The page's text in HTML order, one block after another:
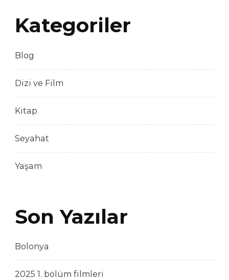
Kategoriler
Blog
Dizi ve Film
Kitap
Seyahat
Yaşam
Son Yazılar
Bolonya
2025 1. bölüm filmleri